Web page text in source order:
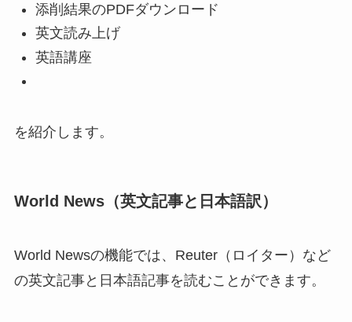
添削結果のPDFダウンロード
英文読み上げ
英語講座
を紹介します。
World News（英文記事と日本語訳）
World Newsの機能では、Reuter（ロイター）など
の英文記事と日本語記事を読むことができます。